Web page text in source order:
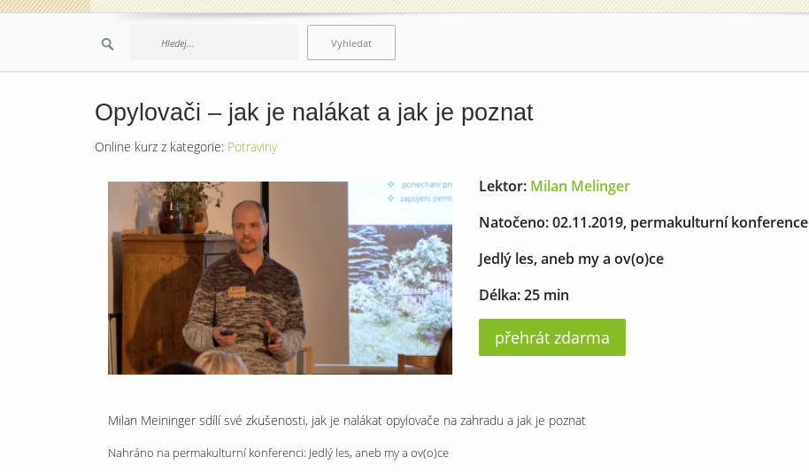
Opylovači – jak je nalákat a jak je poznat
Online kurz z kategorie: Potraviny
Lektor: Milan Melinger
Natočeno: 02.11.2019, permakulturní konference
Jedlý les, aneb my a ov(o)ce
Délka: 25 min
přehrát zdarma
Milan Meininger sdílí své zkušenosti, jak je nalákat opylovače na zahradu a jak je poznat
Nahráno na permakulturní konferenci: Jedlý les, aneb my a ov(o)ce